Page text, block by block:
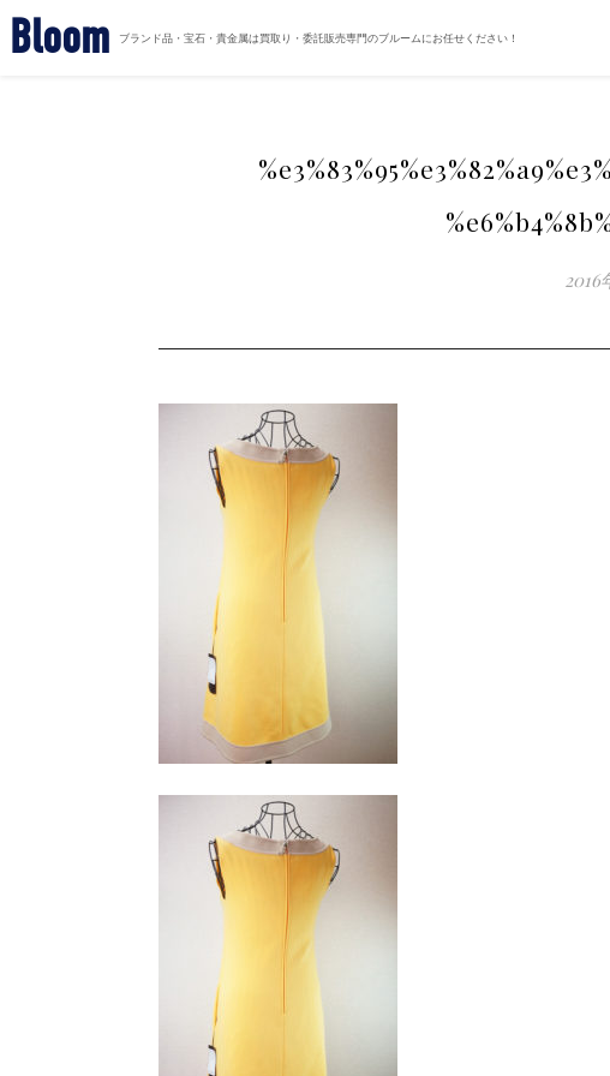
Bloom ブランド品・宝石・貴金属は買取り・委託販売専門のブルームにお任せください！
2016